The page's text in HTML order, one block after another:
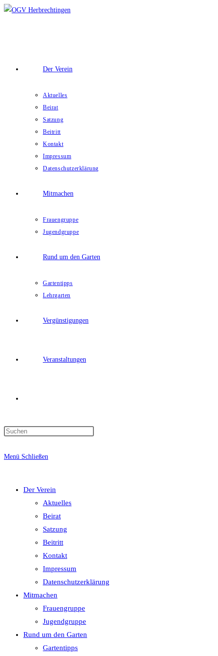
Zum
Der Verein
Aktuelles
Beirat
Satzung
Beitritt
Kontakt
Impressum
Datenschutzerklärung
Mitmachen
Frauengruppe
Jugendgruppe
Rund um den Garten
Gartentipps
Lehrgarten
Vergünstigungen
Veranstaltungen
Suche
Menü Schließen
Der Verein
Aktuelles
Beirat
Satzung
Beitritt
Kontakt
Impressum
Datenschutzerklärung
Mitmachen
Frauengruppe
Jugendgruppe
Rund um den Garten
Gartentipps